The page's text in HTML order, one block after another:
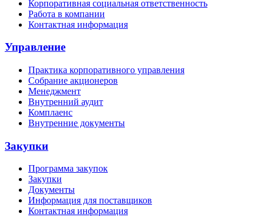
Корпоративная социальная ответственность
Работа в компании
Контактная информация
Управление
Практика корпоративного управления
Собрание акционеров
Менеджмент
Внутренний аудит
Комплаенс
Внутренние документы
Закупки
Программа закупок
Закупки
Документы
Информация для поставщиков
Контактная информация